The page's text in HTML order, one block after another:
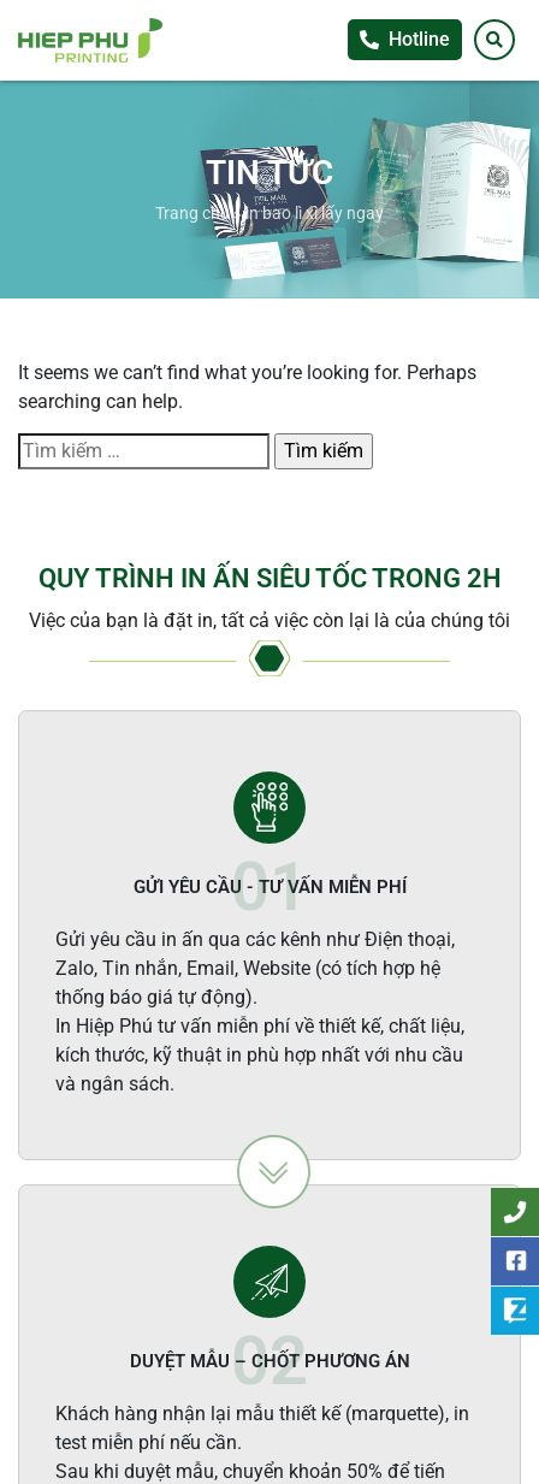
Hotline
TIN TỨC
Trang chủ»in bao lì xì lấy ngay
It seems we can’t find what you’re looking for. Perhaps
searching can help.
Tìm
kiếm
QUY TRÌNH IN ẤN SIÊU TỐC TRONG 2H
Việc của bạn là đặt in, tất cả việc còn lại là của chúng tôi
GỬI YÊU CẦU - TƯ VẤN MIỄN PHÍ
Gửi yêu cầu in ấn qua các kênh như Điện thoại,
Zalo, Tin nhắn, Email, Website (có tích hợp hệ
thống báo giá tự động).
In Hiệp Phú tư vấn miễn phí về thiết kế, chất liệu,
kích thước, kỹ thuật in phù hợp nhất với nhu cầu
và ngân sách.
DUYỆT MẪU – CHỐT PHƯƠNG ÁN
Khách hàng nhận lại mẫu thiết kế (marquette), in
test miễn phí nếu cần.
Sau khi duyệt mẫu, chuyển khoản 50% để tiến